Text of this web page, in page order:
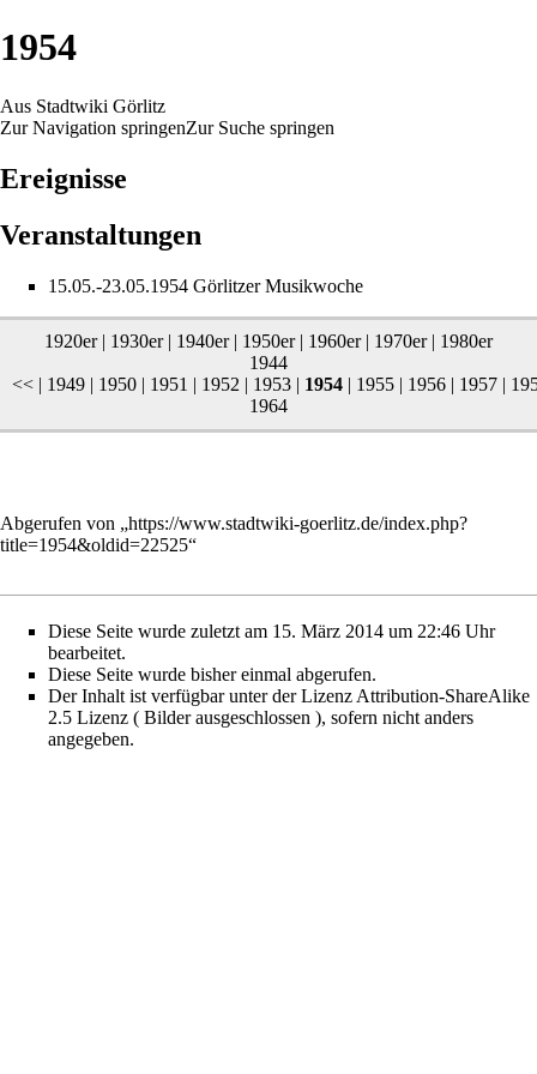
1954
Aus Stadtwiki Görlitz
Zur Navigation springenZur Suche springen
Ereignisse
Veranstaltungen
15.05.-23.05.1954 Görlitzer Musikwoche
1920er| 1930er| 1940er| 1950er| 1960er| 1970er| 1980er
1944
<< | 1949| 1950| 1951 | 1952 | 1953| 1954| 1955| 1956| 1957|
1964
Abgerufen von „https://www.stadtwiki-goerlitz.de/index.php?
title=1954&oldid=22525“
Diese Seite wurde zuletzt am 15. März 2014 um 22:46 Uhr
bearbeitet.
Diese Seite wurde bisher einmal abgerufen.
Der Inhalt ist verfügbar unter der Lizenz Attribution-ShareAlike
2.5 Lizenz ( Bilder ausgeschlossen ), sofern nicht anders
angegeben.